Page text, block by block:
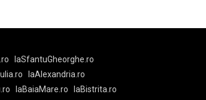
laSfantuGheorghe.ro
laAlexandria.ro
laBaiaMare.ro
laBistrita.ro